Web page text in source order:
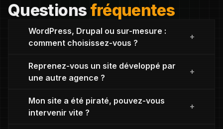
Questions fréquentes
WordPress, Drupal ou sur-mesure :
comment choisissez-vous ?
Reprenez-vous un site développé par
une autre agence ?
Mon site a été piraté, pouvez-vous
intervenir vite ?